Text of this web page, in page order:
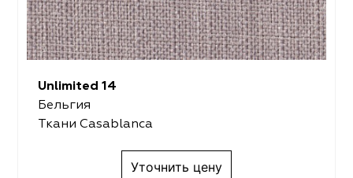
Unlimited 14
Бельгия
Ткани Casablanca
Уточнить цену